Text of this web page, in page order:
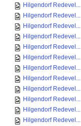
Hilgendorf Redevel...
Hilgendorf Redevel...
Hilgendorf Redevel...
Hilgendorf Redevel...
Hilgendorf Redevel...
Hilgendorf Redevel...
Hilgendorf Redevel...
Hilgendorf Redevel...
Hilgendorf Redevel...
Hilgendorf Redevel...
Hilgendorf Redevel...
Hilgendorf Redevel...